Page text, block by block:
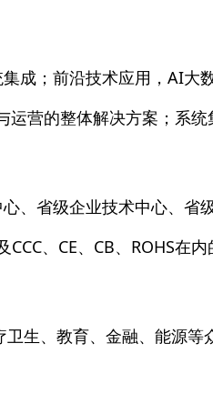
成；前沿技术应用，AI大
营的整体解决方案；系统
、省级企业技术中心、省
、CE、CB、ROHS在内
生、教育、金融、能源等